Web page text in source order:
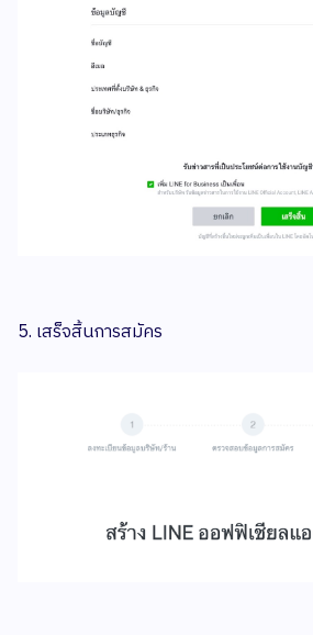
5. เสร็จสิ้นการสมัคร